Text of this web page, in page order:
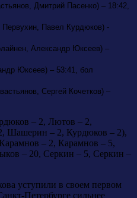
Дмитрий Пасенко) – 18:42,
Павел Курдюков) -
Александр Юксеев) –
Юксеев) – 53:41, бол
Сергей Кочетков) –
– 2, Лютов – 2,
Шашерин – 2, Курдюков – 2),
– 2, Карамнов – 5,
– 20, Серкин – 5, Серкин –
уступили в своем первом
Петербурге сильнее